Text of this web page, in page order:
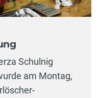
Schulnig
am Montag,